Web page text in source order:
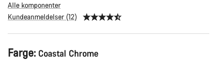
Alle komponenter
Kundeanmeldelser (12)
Produktkonfigurasjon
Farge: Coastal Chrome